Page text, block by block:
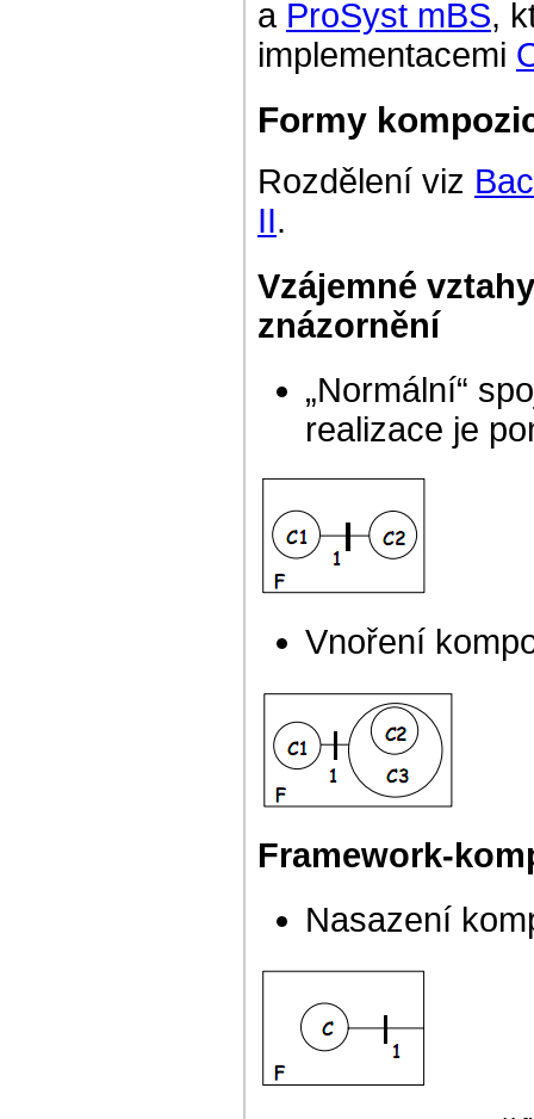
a ProSyst mBS,
implementacemi
Formy
Rozdělení viz
II.
Vzájemné
znázornění
„Normální“
realizace je
Vnoření
Framework-
Nasazení